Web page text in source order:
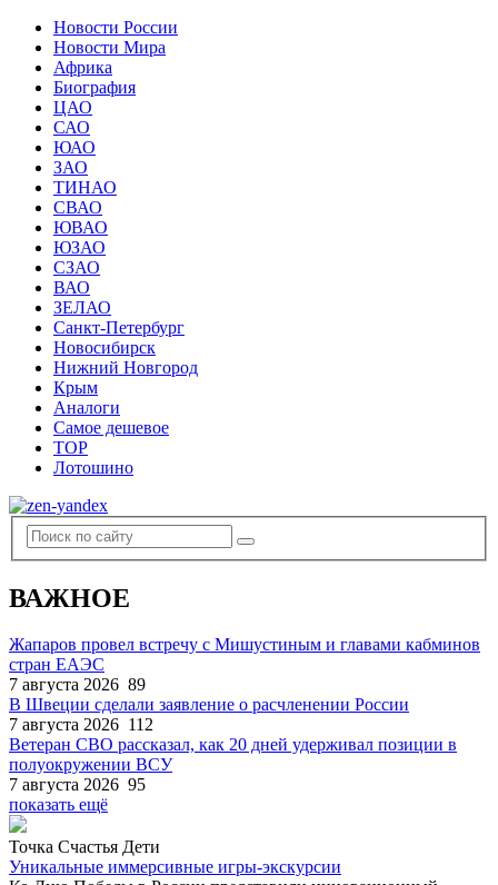
Новости России
Новости Мира
Африка
Биография
ЦАО
САО
ЮАО
ЗАО
ТИНАО
СВАО
ЮВАО
ЮЗАО
СЗАО
ВАО
ЗЕЛАО
Санкт-Петербург
Новосибирск
Нижний Новгород
Крым
Аналоги
Самое дешевое
TOP
Лотошино
ВАЖНОЕ
Жапаров провел встречу с Мишустиным и главами кабминов
стран ЕАЭС
7 августа 2026 89
В Швеции сделали заявление о расчленении России
7 августа 2026 112
Ветеран СВО рассказал, как 20 дней удерживал позиции в
полуокружении ВСУ
7 августа 2026 95
показать ещё
Точка Счастья Дети
Уникальные иммерсивные игры-экскурсии